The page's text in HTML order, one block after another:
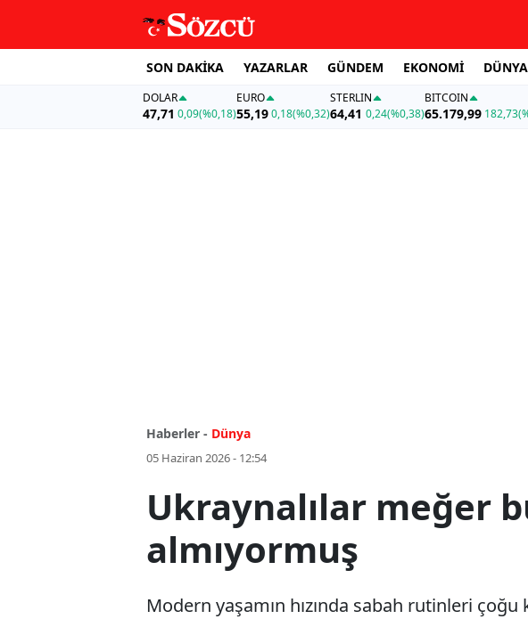
SON DAKİKA YAZARLAR GÜNDEM EKONOMİ DÜNYA
DOLAR
47,71 0,09(%0,18)
EURO
55,19 0,18(%0,32)
STERLIN
64,41 0,24(%0,38)
BITCOIN
65.179,99 182,73
Haberler - Dünya
05 Haziran 2026 - 12:54
Ukraynalılar meğer
almıyormuş
Modern yaşamın hızında sabah rutinleri